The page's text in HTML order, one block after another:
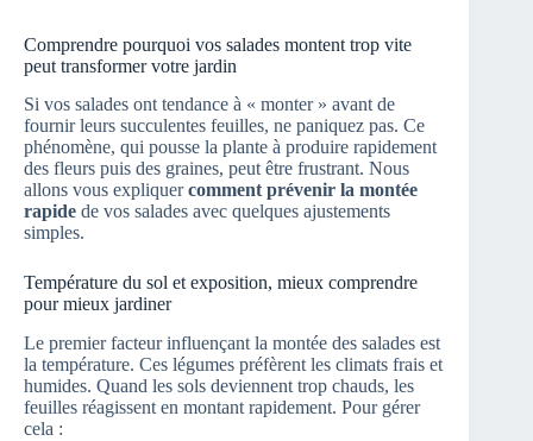
Comprendre pourquoi vos salades montent trop vite
peut transformer votre jardin
Si vos salades ont tendance à « monter » avant de
fournir leurs succulentes feuilles, ne paniquez pas. Ce
phénomène, qui pousse la plante à produire rapidement
des fleurs puis des graines, peut être frustrant. Nous
allons vous expliquercomment prévenir la montée
rapide de vos salades avec quelques ajustements
simples.
Température du sol et exposition, mieux comprendre
pour mieux jardiner
Le premier facteur influençant la montée des salades est
la température. Ces légumes préfèrent les climats frais et
humides. Quand les sols deviennent trop chauds, les
feuilles réagissent en montant rapidement. Pour gérer
cela :